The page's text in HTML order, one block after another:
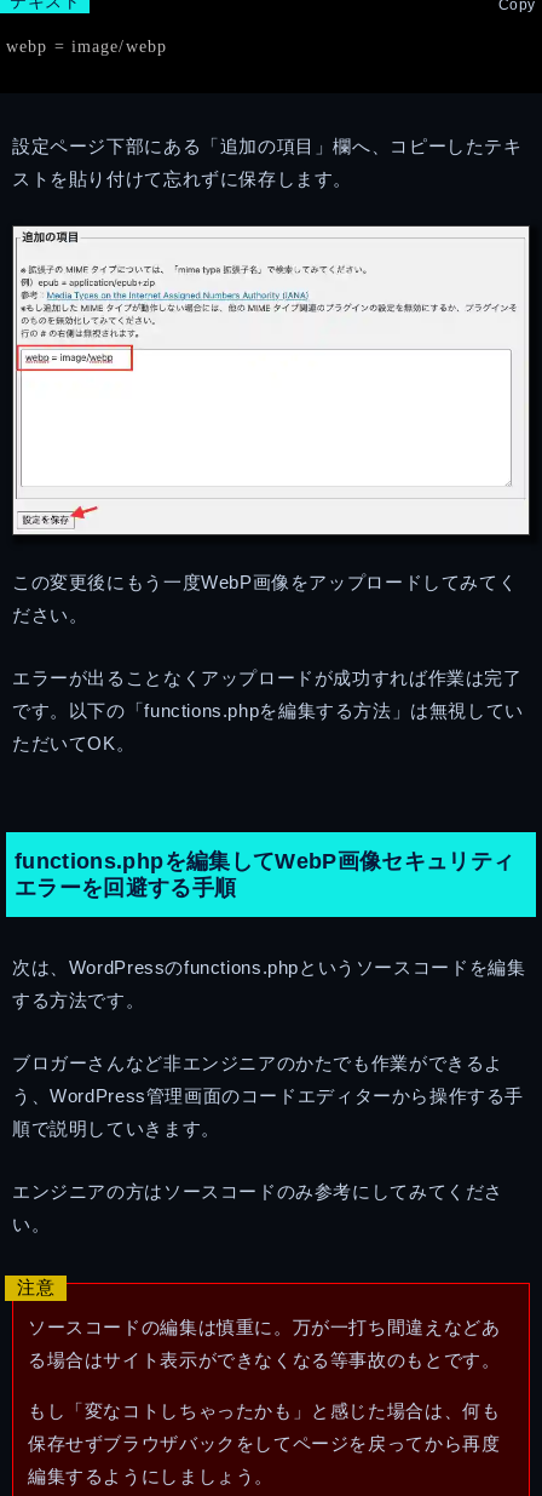
Copy
webp = image/webp
設定ページ下部にある「追加の項目」欄へ、コピーしたテキ
ストを貼り付けて忘れずに保存します。
この変更後にもう一度WebP画像をアップロードしてみてく
ださい。
エラーが出ることなくアップロードが成功すれば作業は完了
です。以下の「functions.phpを編集する方法」は無視してい
ただいてOK。
functions.phpを編集してWebP画像セキュリティ
エラーを回避する手順
次は、WordPressのfunctions.phpというソースコードを編集
する方法です。
ブロガーさんなど非エンジニアのかたでも作業ができるよ
う、WordPress管理画面のコードエディターから操作する手
順で説明していきます。
エンジニアの方はソースコードのみ参考にしてみてくださ
い。
ソースコードの編集は慎重に。万が一打ち間違えなどあ
る場合はサイト表示ができなくなる等事故のもとです。
もし「変なコトしちゃったかも」と感じた場合は、何も
保存せずブラウザバックをしてページを戻ってから再度
編集するようにしましょう。